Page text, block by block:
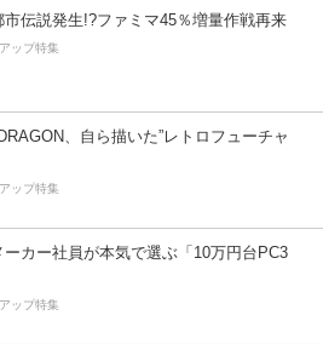
市伝説発生!?ファミマ45％増量作戦再来
ップ特集
、自ら描いた”レトロフューチャ
ップ特集
ーカー社員が本気で選ぶ「10万円台PC3
ップ特集